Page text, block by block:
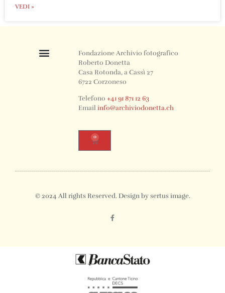
VEDI »
Fondazione Archivio fotografico
Roberto Donetta
Casa Rotonda, a Cassì 27
6722 Corzoneso
Telefono+41 91 871 12 63
Emailinfo@archiviodonetta.ch
0
© 2024 All rights Reserved. Design by sertus image.